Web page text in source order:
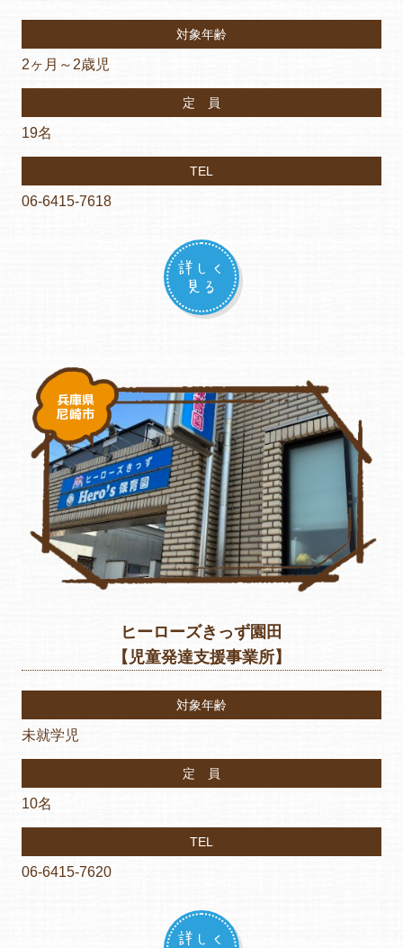
対象年齢
2ヶ月～2歳児
定 員
19名
TEL
06-6415-7618
詳しく
見る
兵庫県
尼崎市
ヒーローズきっず園田
【児童発達支援事業所】
対象年齢
未就学児
定 員
10名
TEL
06-6415-7620
詳しく